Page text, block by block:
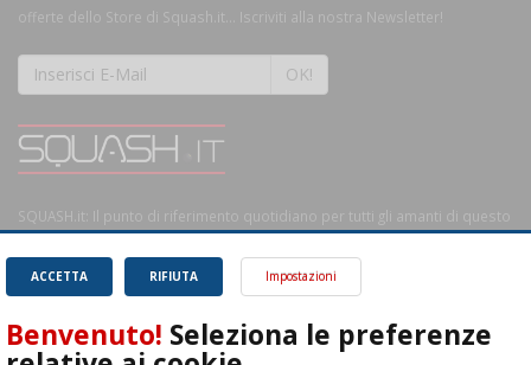
offerte dello Store di Squash.it... Iscriviti alla nostra Newsletter!
OK!
SQUASH.it: Il punto di riferimento quotidiano per tutti gli amanti di questo
RIFIUTA
ACCETTA Impostazioni
Benvenuto! Seleziona le preferenze